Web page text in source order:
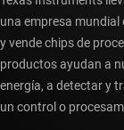
una empresa mundial
y vende chips de
productos ayudan a
energía, a detectar y
un control o